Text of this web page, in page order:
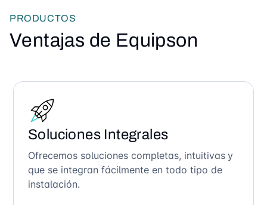
PRODUCTOS
Ventajas de Equipson
Soluciones Integrales
Ofrecemos soluciones completas, intuitivas y
que se integran fácilmente en todo tipo de
instalación.